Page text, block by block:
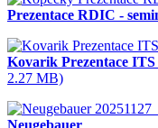
Prezentace RDIC -
Kovarik Prezentace
2.27 MB)